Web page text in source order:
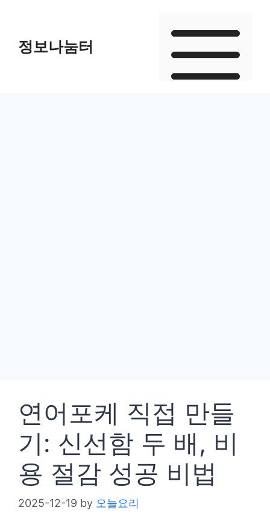
content정보나눔터
연어포케 직접 만들
기: 신선함 두 배, 비
용 절감 성공 비법
2025-12-19 by 오늘요리